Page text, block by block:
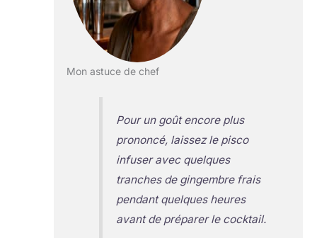
Mon astuce de chef
Pour un goût encore plus
prononcé, laissez le pisco
infuser avec quelques
tranches de gingembre frais
pendant quelques heures
avant de préparer le cocktail.